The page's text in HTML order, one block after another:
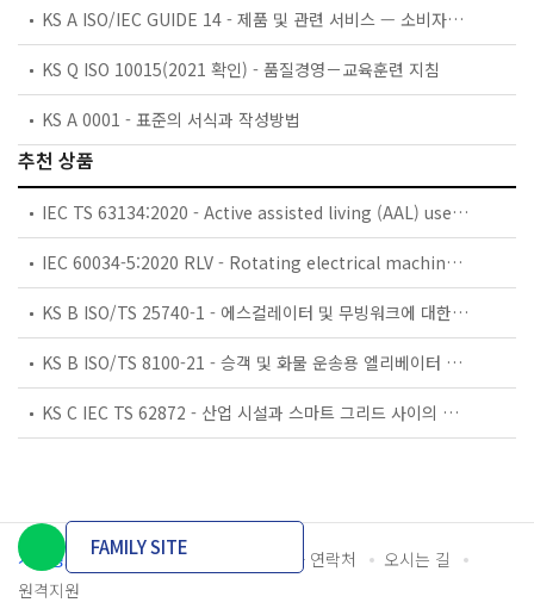
KS A ISO/IEC GUIDE 14 - 제품 및 관련 서비스 — 소비자를 위한 정보
KS Q ISO 10015(2021 확인) - 품질경영－교육훈련 지침
KS A 0001 - 표준의 서식과 작성방법
추천 상품
IEC TS 63134:2020 - Active assisted living (AAL) use cases
IEC 60034-5:2020 RLV - Rotating electrical machines - Part 5: Degrees of protection provided by the integral design of rotating electrical machines (IP code) - Classification
KS B ISO/TS 25740-1 - 에스컬레이터 및 무빙워크에 대한 안전요건 — 제1부: 세계공통 필수 안전요건(GESRs)
KS B ISO/TS 8100-21 - 승객 및 화물 운송용 엘리베이터 —제21부: 세계공통 필수안전요건(GESRs)을 충족하는 세계공통 안전 파라미터(GSPs)
KS C IEC TS 62872 - 산업 시설과 스마트 그리드 사이의 산업 공정 측정, 제어 및 자동화 시스템 인터페이스
개인정보처리방침 이용약관 담당자 연락처
오시는 길
원격지원
FAMILY SITE